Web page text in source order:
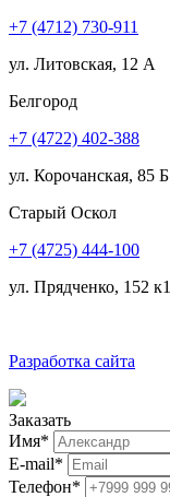
+7 (4712) 730-911
ул. Литовская, 12 А
Белгород
+7 (4722) 402-388
ул. Корочанская, 85 Б
Старый Оскол
+7 (4725) 444-100
ул. Прядченко, 152 к1
Разработка сайта
Заказать
Имя*
E-mail*
Телефон*